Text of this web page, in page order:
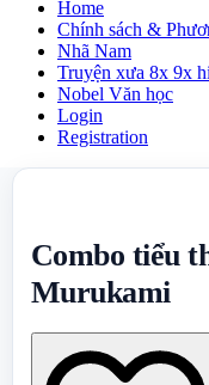
Home
Chính sách &
Nhã Nam
Truyện xưa 8x 9x
Nobel Văn học
Login
Registration
Combo tiểu
Murukami